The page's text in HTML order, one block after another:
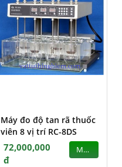
Máy đo độ tan rã thuốc
viên 8 vị trí RC-8DS
72,000,000
đ
MUA